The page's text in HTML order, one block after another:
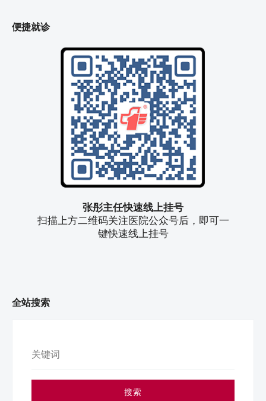
便捷就诊
张彤主任快速线上挂号
扫描上方二维码关注医院公众号后，即可一
键快速线上挂号
全站搜索
搜索